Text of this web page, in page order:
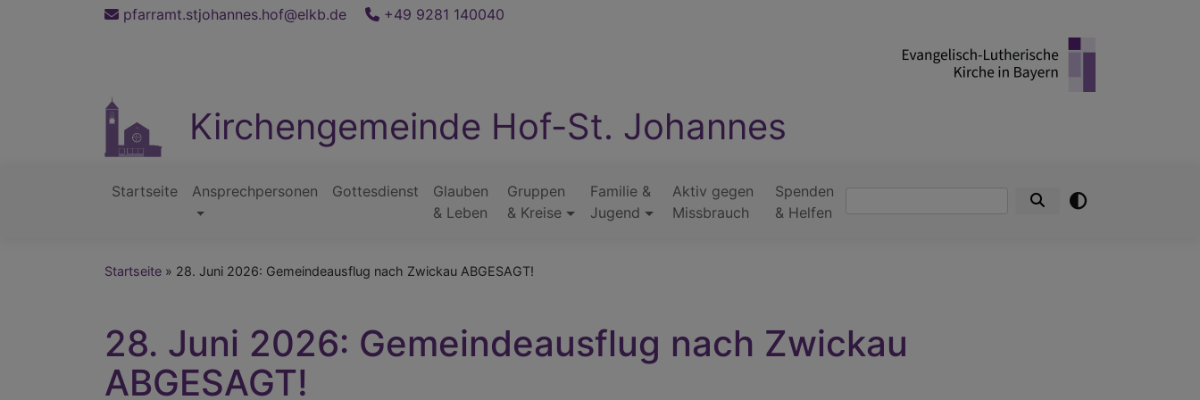
pfarramt.stjohannes.hof@elkb.de +49 9281 140040
Kirchengemeinde Hof-St. Johannes
Hauptnavigation
Startseite Ansprechpersonen Gottesdienst
Glauben
& Leben
Gruppen
& Kreise
Familie &
Jugend
Aktiv gegen
Missbrauch
Spenden
& Helfen
Suche
Startseite 28. Juni 2026: Gemeindeausflug nach Zwickau ABGESAGT!
28. Juni 2026: Gemeindeausflug nach Zwickau
ABGESAGT!